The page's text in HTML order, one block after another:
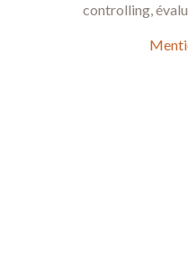
controlling,